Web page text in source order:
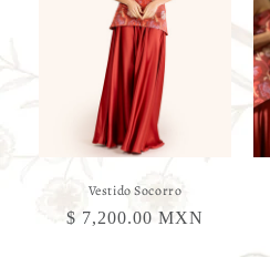
Vestido Socorro
Precio
$ 7,200.00 MXN